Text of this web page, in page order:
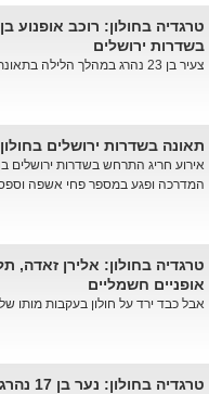
בשדרות ירושלים
צעיר בן 23 נהרג במהלך הלילה בתאונת דרכים קטלנית שאירעה בשד...
תאונה בשדרות ירושלים
אירוע חריג התרחש בשדרות ירושלים
המדרכה ופגע במספר פחי אשפה
טרגדיה בחולון: אלירן זאדה,
אופניים חשמליים
אבל כבד ירד על חולון בעקבות מותו
טרגדיה